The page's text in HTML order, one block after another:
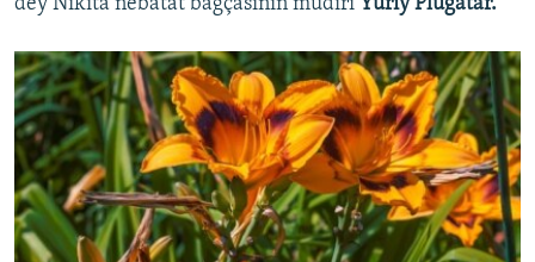
dey Nikita nebatat bağçasınıñ müdiri Yuriy Plugatar.